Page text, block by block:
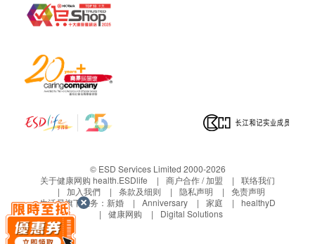
© ESD Services Limited 2000-2026
关于健康网购 health.ESDlife
商户合作 / 加盟
联络我们
加入我們
条款及细则 隐私声明
免责声明
生活易旗下业务： 新婚 Anniversary 家庭
healthyD
健康网购
Digital Solutions